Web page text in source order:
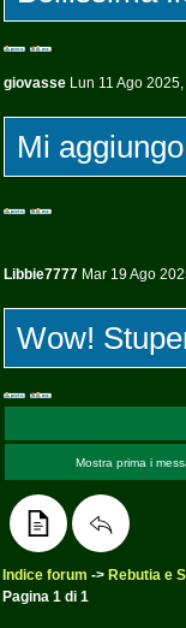
giovasse Lun 11 Ago
Mi
Libbie7777 Mar 19 Ago
Wow!
Mostra prima i
Indice forum -> Rebutia e
Pagina 1 di 1